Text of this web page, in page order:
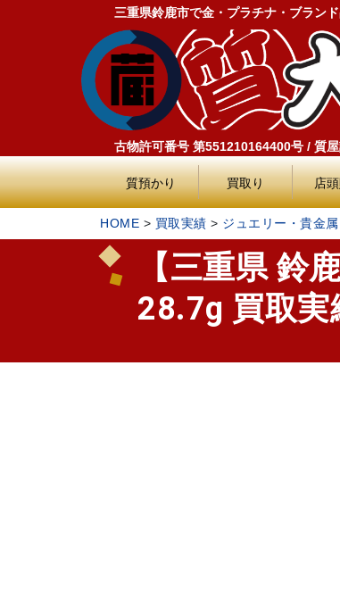
三重県鈴鹿市で金・プラチナ・ブラン
古物許可番号 第551210164400号 / 質
質預かり 買取り 店
HOME > 買取実績 > ジュエリー・貴金属
【三重県 鈴
28.7g 買取